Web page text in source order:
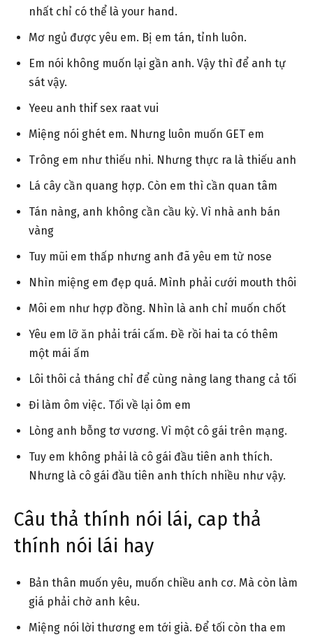
nhất chỉ có thể là your hand.
Mơ ngủ được yêu em. Bị em tán, tỉnh luôn.
Em nói không muốn lại gần anh. Vậy thì để anh tự
sát vậy.
Yeeu anh thif sex raat vui
Miệng nói ghét em. Nhưng luôn muốn GET em
Trông em như thiếu nhi. Nhưng thực ra là thiếu anh
Lá cây cần quang hợp. Còn em thì cần quan tâm
Tán nàng, anh không cần cầu kỳ. Vì nhà anh bán
vàng
Tuy mũi em thấp nhưng anh đã yêu em từ nose
Nhìn miệng em đẹp quá. Mình phải cưới mouth thôi
Môi em như hợp đồng. Nhìn là anh chỉ muốn chốt
Yêu em lỡ ăn phải trái cấm. Đề rồi hai ta có thêm
một mái ấm
Lôi thôi cả tháng chỉ để cùng nàng lang thang cả tối
Đi làm ôm việc. Tối về lại ôm em
Lòng anh bỗng tơ vương. Vì một cô gái trên mạng.
Tuy em không phải là cô gái đầu tiên anh thích.
Nhưng là cô gái đầu tiên anh thích nhiều như vậy.
Câu thả thính nói lái, cap thả
thính nói lái hay
Bản thân muốn yêu, muốn chiều anh cơ. Mà còn làm
giá phải chờ anh kêu.
Miệng nói lời thương em tới già. Để tối còn tha em